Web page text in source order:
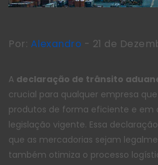
Por: Alexandro - 21 de
A declaração de trânsito
crucial para qualquer empresa
produtos de forma eficiente e
legislação vigente. Essa
que as mercadorias sejam
também otimiza o processo